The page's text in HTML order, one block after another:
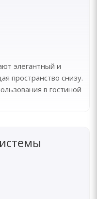
элегантный и
пространство снизу.
в гостиной